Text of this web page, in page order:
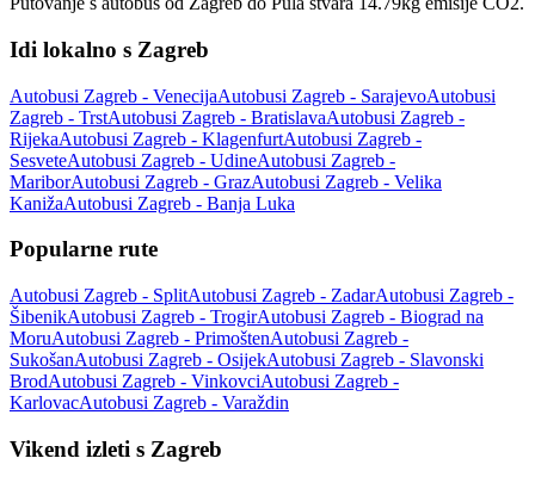
Idi lokalno s Zagreb
Autobusi Zagreb - VenecijaAutobusi Zagreb - SarajevoAutobusi
Zagreb - TrstAutobusi Zagreb - BratislavaAutobusi Zagreb -
RijekaAutobusi Zagreb - KlagenfurtAutobusi Zagreb -
SesveteAutobusi Zagreb - UdineAutobusi Zagreb -
MariborAutobusi Zagreb - GrazAutobusi Zagreb - Velika
KanižaAutobusi Zagreb - Banja Luka
Popularne rute
Autobusi Zagreb - SplitAutobusi Zagreb - ZadarAutobusi Zagreb -
ŠibenikAutobusi Zagreb - TrogirAutobusi Zagreb - Biograd na
MoruAutobusi Zagreb - PrimoštenAutobusi Zagreb -
SukošanAutobusi Zagreb - OsijekAutobusi Zagreb - Slavonski
BrodAutobusi Zagreb - VinkovciAutobusi Zagreb -
KarlovacAutobusi Zagreb - Varaždin
Vikend izleti s Zagreb